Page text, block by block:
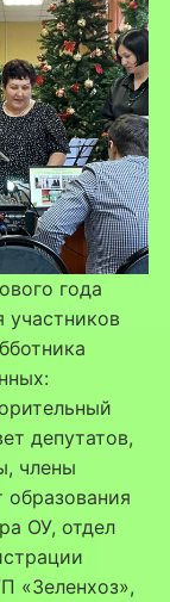
года
депутатов,
члены
ОУ, отдел
«Зеленхоз»,